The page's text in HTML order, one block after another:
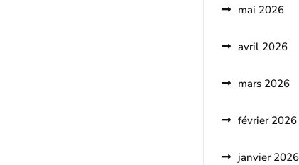
mai 2026
avril 2026
mars 2026
février 2026
janvier 2026